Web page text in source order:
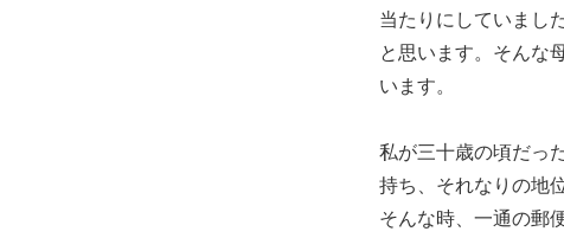
当たりにしていまし
と思います。そんな
います。
私が三十歳の頃だっ
持ち、それなりの地
そんな時、一通の郵